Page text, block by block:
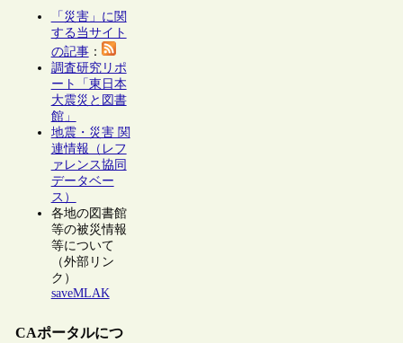
「災害」に関
する当サイト
の記事：
調査研究リポ
ート「東日本
大震災と図書
館」
地震・災害 関
連情報（レフ
ァレンス協同
データベー
ス）
各地の図書館
等の被災情報
等について
（外部リン
ク）
saveMLAK
CAポータルにつ